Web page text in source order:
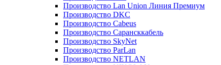
Производство Lan Union Линия Премиум
Производство DKC
Производство Cabeus
Производство Сарансккабель
Производство SkyNet
Производство ParLan
Производство NETLAN